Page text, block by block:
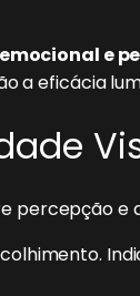
e
a eficácia
percepção e